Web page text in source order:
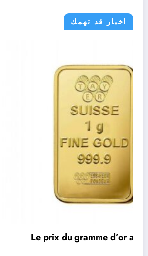
اخبار قد تهمك
du gramme d’or aujourd’hui en